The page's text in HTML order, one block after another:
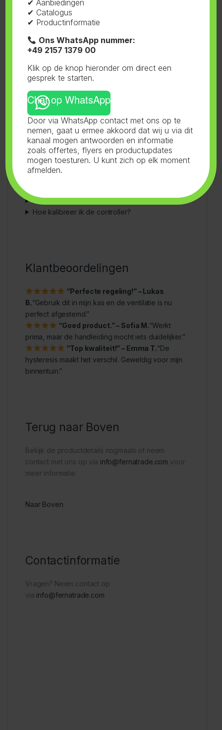
ventilatoren in stallen.
Opslagruimtes:
Tip:Zet de minimumsnelheid op 20% om
constante luchtstroom te garanderen.
Binnentuinen: Optimaliseer ventilatie voor
een consistent microklimaat.
met de knoppen.
Antwoorden op Veelgestelde
Vragen
Is de controller waterdicht?
Hoe kalibreer ik de controller?
Klantbeoordelingen
“Perfecte regeling!” – Lukas
B.“Gebruik dit in mijn kas en de ventilatie is nu
perfect afgestemd.”
“Goed product.” – Sofia M.“Werkt
prima, maar de handleiding mocht iets duidelijker.”
“Top kwaliteit!” – Emma T.“De
hysteresis maakt het verschil. Geweldig voor mijn
binnentuin.”
Terug naar Boven
Bekijk de productdetails nogmaals of neem
contact met ons op via info@fernatrade.com voor
meer informatie.
Naar Boven
Contactinformatie
Vragen? Neem contact op
via info@fernatrade.com
✔ Aanbiedingen
✔ Catalogus
✔ Productinformatie
Ons WhatsApp nummer:
+49 2157 1379 00
Klik op de knop hieronder om direct een
gesprek te starten.
Chat op WhatsApp
Door via WhatsApp contact met ons op te
nemen, gaat u ermee akkoord dat wij u via dit
kanaal mogen antwoorden en informatie
zoals offertes, flyers en productupdates
mogen toesturen. U kunt zich op elk moment
afmelden.